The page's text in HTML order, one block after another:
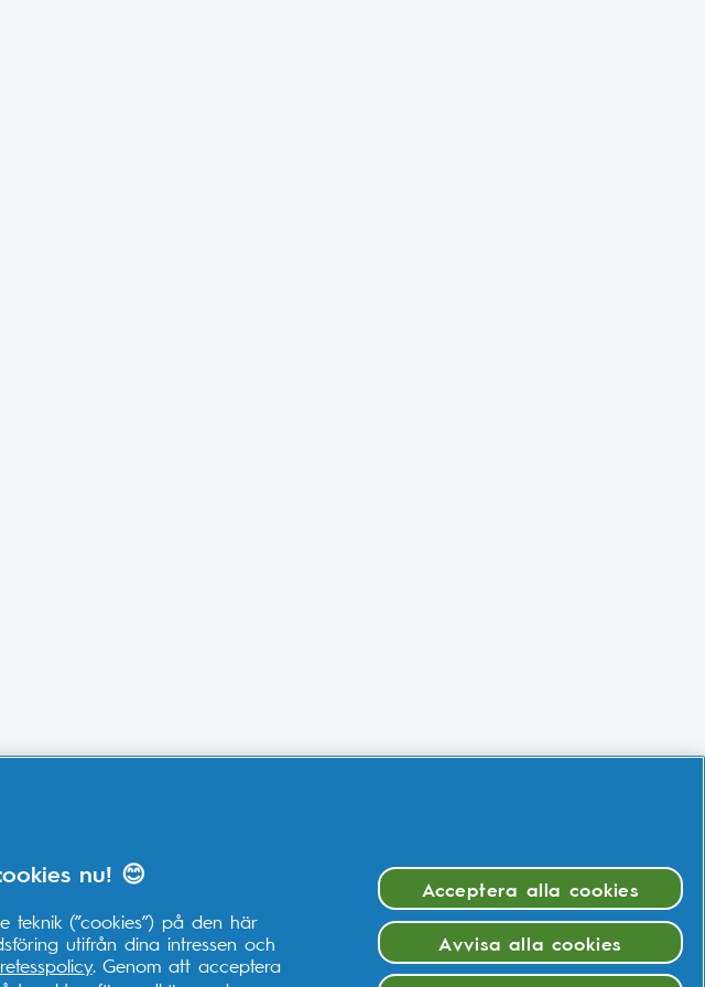
nu! 😊
(”cookies”) på den här
utifrån dina intressen och
. Genom att acceptera
Acceptera alla cookies
Avvisa alla cookies